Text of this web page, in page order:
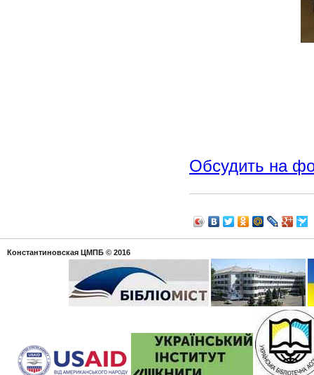
Обсудить на
Константиновская ЦМПБ © 2016